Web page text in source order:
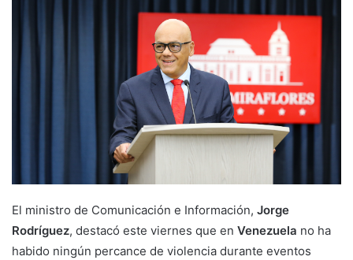
El ministro de Comunicación e Información, Jorge
Rodríguez, destacó este viernes que en Venezuela no ha
habido ningún percance de violencia durante eventos